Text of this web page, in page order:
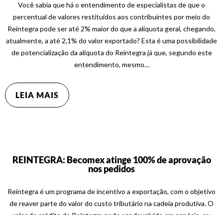
Você sabia que há o entendimento de especialistas de que o
percentual de valores restituídos aos contribuintes por meio do
Reintegra pode ser até 2% maior do que a alíquota geral, chegando,
atualmente, a até 2,1% do valor exportado? Esta é uma possibilidade
de potencialização da alíquota do Reintegra já que, segundo este
entendimento, mesmo…
LEIA MAIS
REINTEGRA: Becomex atinge 100% de aprovação
nos pedidos
Reintegra é um programa de incentivo a exportação, com o objetivo
de reaver parte do valor do custo tributário na cadeia produtiva. O